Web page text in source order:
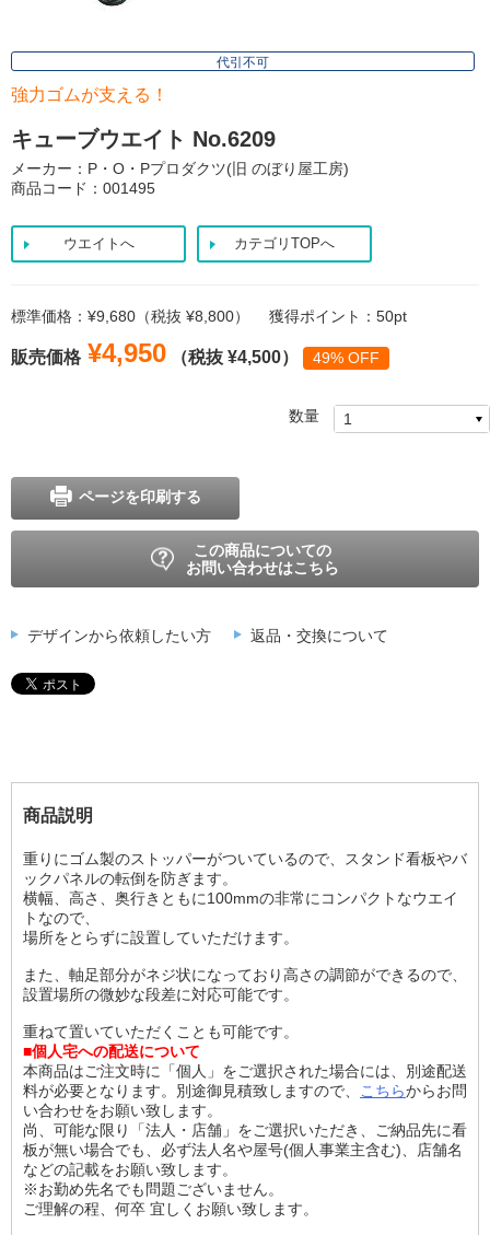
代引不可
強力ゴムが支える！
キューブウエイト No.6209
メーカー：P・O・Pプロダクツ(旧 のぼり屋工房)
商品コード：001495
ウエイトへ カテゴリTOPへ
標準価格：¥9,680（税抜 ¥8,800） 獲得ポイント：50pt
販売価格 ¥4,950 （税抜 ¥4,500） 49% OFF
数量
ページを印刷する
この商品についての
お問い合わせはこちら
デザインから依頼したい方 返品・交換について
商品説明
重りにゴム製のストッパーがついているので、スタンド看板やバ
ックパネルの転倒を防ぎます。
横幅、高さ、奥行きともに100mmの非常にコンパクトなウエイ
トなので、
場所をとらずに設置していただけます。
また、軸足部分がネジ状になっており高さの調節ができるので、
設置場所の微妙な段差に対応可能です。
重ねて置いていただくことも可能です。
■個人宅への配送について
本商品はご注文時に「個人」をご選択された場合には、別途配送
料が必要となります。別途御見積致しますので、
こちらからお問
い合わせをお願い致します。
尚、可能な限り「法人・店舗」をご選択いただき、ご納品先に看
板が無い場合でも、必ず法人名や屋号(個人事業主含む)、店舗名
などの記載をお願い致します。
※お勤め先名でも問題ございません。
ご理解の程、何卒 宜しくお願い致します。